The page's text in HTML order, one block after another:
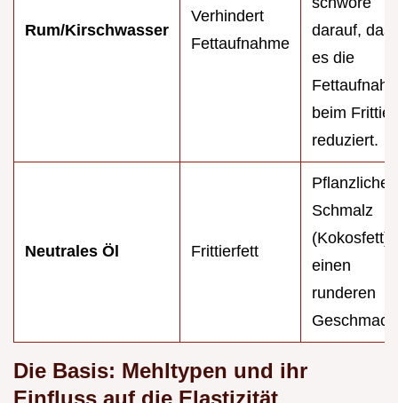
Rum/Kirschwasser
Verhindert
Fettaufnahme
darauf,
es die
beim
reduziert.
Neutrales Öl Frittierfett
Pflanzliches
Schmalz
(Kokosfett)
einen
runderen
Die Basis: Mehltypen und ihr